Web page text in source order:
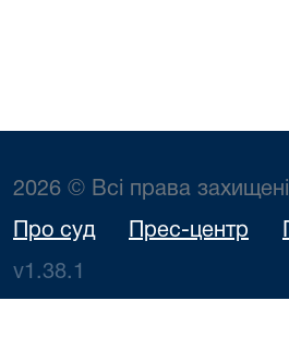
2026 © Всі права захищені
Про суд Прес-центр
v1.38.1